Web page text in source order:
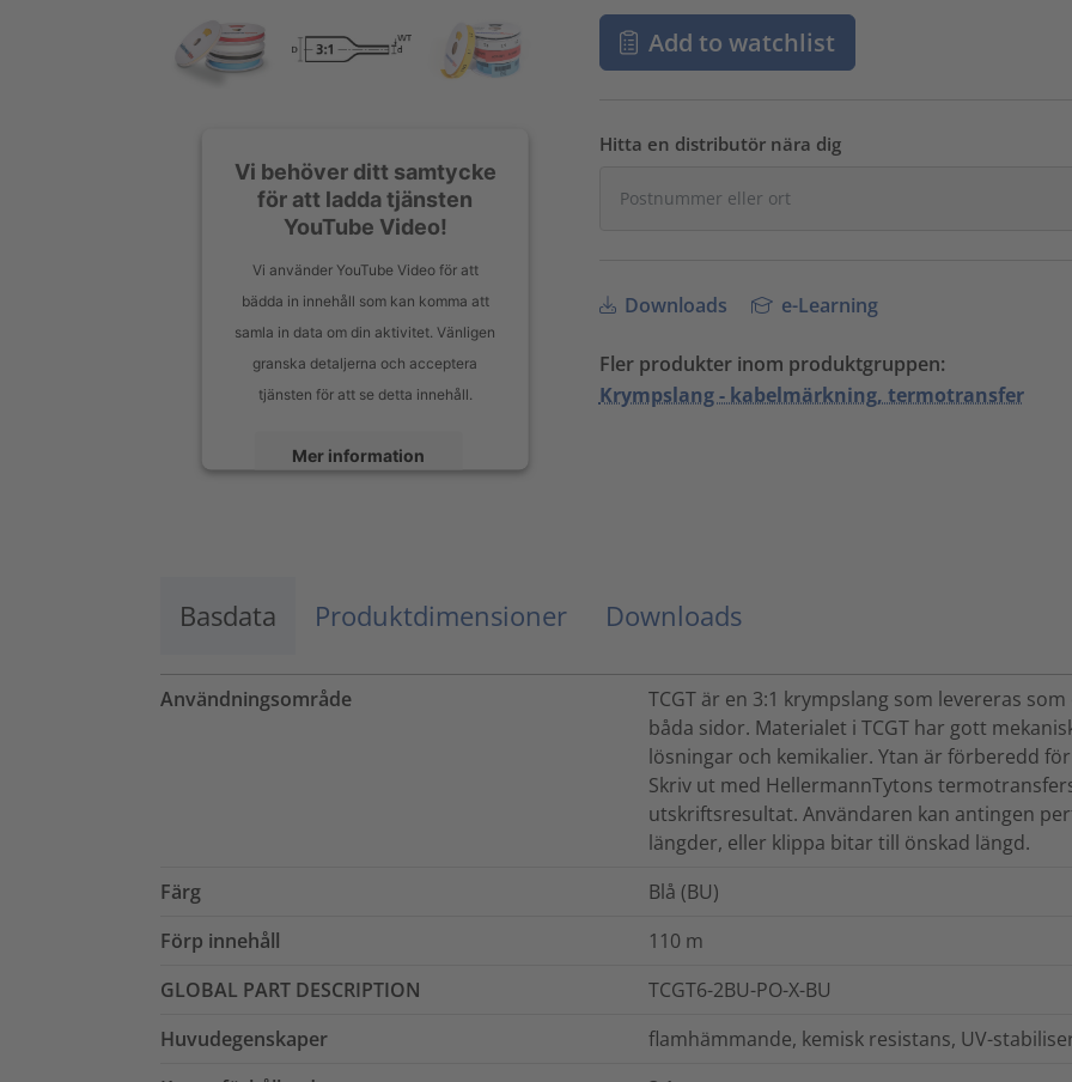
Vi behöver ditt samtycke
för att ladda tjänsten
YouTube Video!
Vi använder YouTube Video för att
bädda in innehåll som kan komma att
samla in data om din aktivitet. Vänligen
granska detaljerna och acceptera
tjänsten för att se detta innehåll.
Mer information
Add to watchlist
Hitta en distributör nära dig
Downloads e-Learning
Fler produkter inom produktgruppen:
Krympslang - kabelmärkning, termotransfer
Basdata Produktdimensioner Downloads
Användningsområde
TCGT är en 3:1 krympslang som levereras
båda sidor. Materialet i TCGT har gott
lösningar och kemikalier. Ytan är förberedd
Skriv ut med HellermannTytons
utskriftsresultat. Användaren kan antingen
längder, eller klippa bitar till önskad längd.
Färg
Blå (BU)
Förp innehåll
110 m
GLOBAL PART DESCRIPTION
TCGT6-2BU-PO-X-BU
Huvudegenskaper
flamhämmande, kemisk resistans, UV-